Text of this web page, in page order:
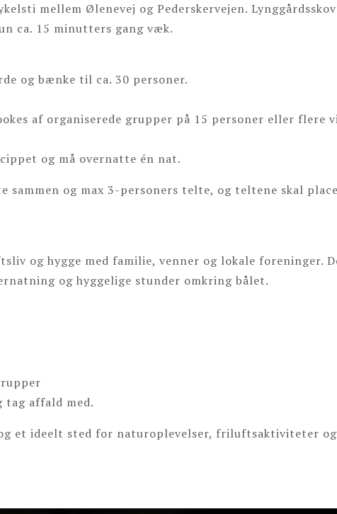
mellem Ølenevej og Pederskervejen.
ca. 15 minutters gang væk.
og bænke til ca. 30 personer.
af organiserede grupper på 15 personer eller flere
og må overnatte én nat.
og max 3-personers telte, og teltene skal
og hygge med familie, venner og lokale foreninger.
og hyggelige stunder omkring bålet.
affald med.
et ideelt sted for naturoplevelser, friluftsaktiviteter